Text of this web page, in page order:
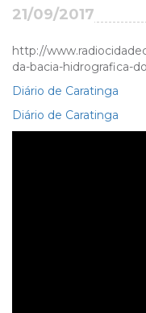
21/09/2017
http://
da-bacia-hidrografica-
Diário de Caratinga
Diário de Caratinga